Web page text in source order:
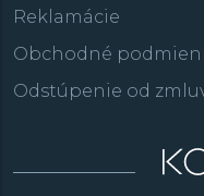
Reklamácie
Obchodné
Odstúpenie od